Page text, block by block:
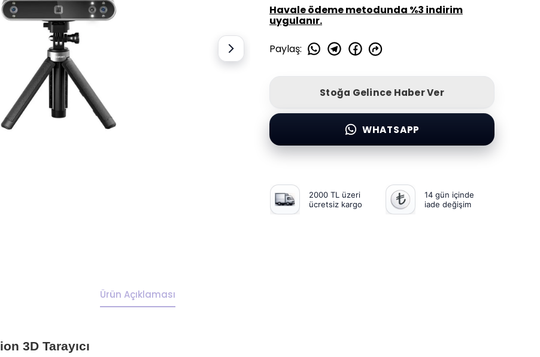
Havale ödeme metodunda %3 indirim
uygulanır.
Paylaş:
Stoğa Gelince Haber Ver
WHATSAPP
2000 TL üzeri
ücretsiz kargo
14 gün içinde
iade değişim
Ürün Açıklaması
3D Tarayıcı